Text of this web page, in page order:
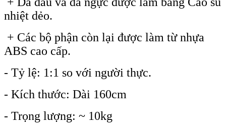
nhiệt dẻo.
+ Các bộ phận còn lại được làm từ nhựa
ABS cao cấp.
- Tỷ lệ: 1:1 so với người thực.
- Kích thước: Dài 160cm
- Trọng lượng: ~ 10kg